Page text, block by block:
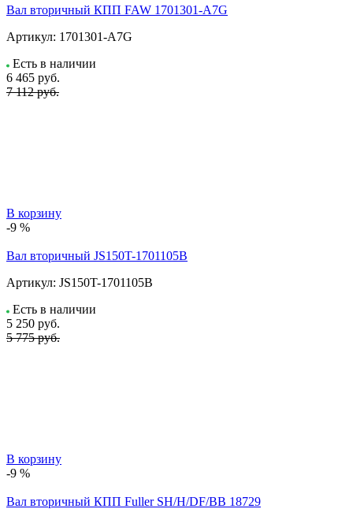
Вал вторичный КПП FAW 1701301-A7G
Артикул: 1701301-A7G
Есть в наличии
6 465 руб.
7 112 руб.
В корзину
-9 %
Вал вторичный JS150T-1701105B
Артикул: JS150T-1701105B
Есть в наличии
5 250 руб.
5 775 руб.
В корзину
-9 %
Вал вторичный КПП Fuller SH/H/DF/BB 18729